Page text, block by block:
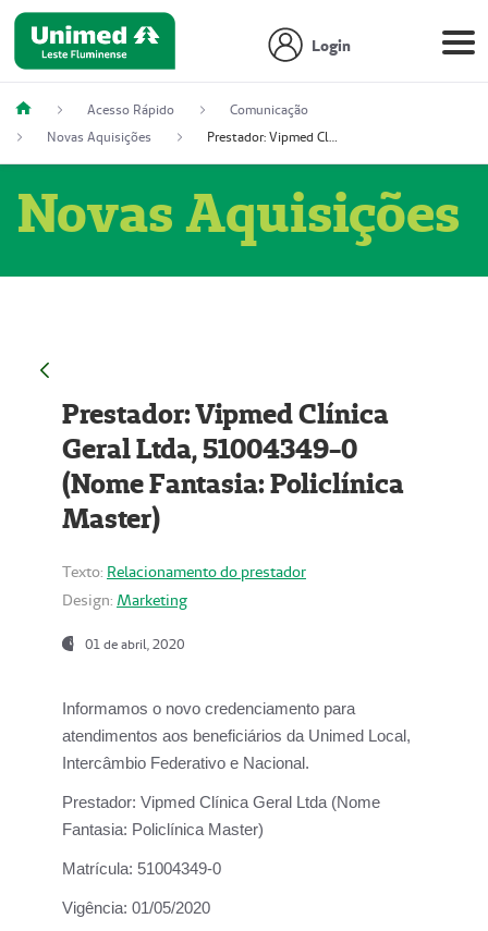
Login
Acesso Rápido
Comunicação
Novas Aquisições
Prestador: Vipmed Clínica Geral Ltda, 51004349-0 (Nome Fantasia: Policlínica Master)
Novas Aquisições
Prestador: Vipmed Clínica
Geral Ltda, 51004349-0
(Nome Fantasia: Policlínica
Master)
Texto: Relacionamento do prestador
Design: Marketing
01 de abril, 2020
Informamos o novo credenciamento para
atendimentos aos beneficiários da Unimed Local,
Intercâmbio Federativo e Nacional.
Prestador: Vipmed Clínica Geral Ltda (Nome
Fantasia: Policlínica Master)
Matrícula: 51004349-0
Vigência: 01/05/2020